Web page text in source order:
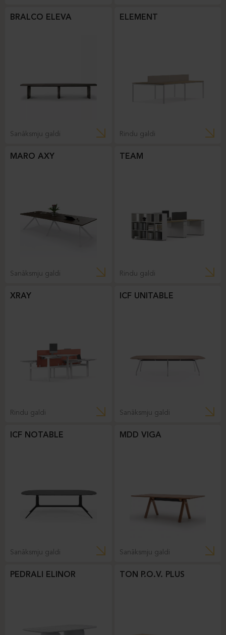
BRALCO ELEVA
Sanāksmju galdi
ELEMENT
Rindu galdi
MARO AXY
Sanāksmju galdi
TEAM
Rindu galdi
XRAY
Rindu galdi
ICF UNITABLE
Sanāksmju galdi
ICF NOTABLE
Sanāksmju galdi
MDD VIGA
Sanāksmju galdi
PEDRALI ELINOR TON P.O.V. PLUS